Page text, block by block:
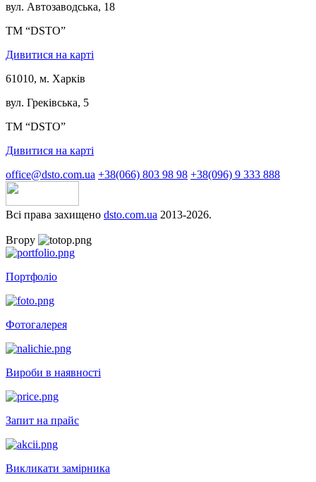
вул. Автозаводська, 18
ТМ “DSTO”
Дивитися на карті
61010, м. Харків
вул. Греківська, 5
ТМ “DSTO”
Дивитися на карті
office@dsto.com.ua +38(066) 803 98 98 +38(096) 9 333 888
Всі права захищено dsto.com.ua 2013-2026.
Вгору
Портфоліо
Фотогалерея
Вироби в наявності
Запит на прайс
Викликати замірника